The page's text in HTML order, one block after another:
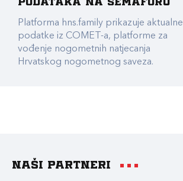
podataka na Semaforu
Platforma hns.family prikazuje aktualne
podatke iz COMET-a, platforme za
vođenje nogometnih natjecanja
Hrvatskog nogometnog saveza.
Naši partneri